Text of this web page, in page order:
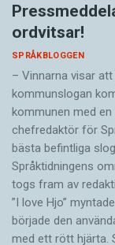
ordvitsar!
SPRÅKBLOGGEN
– Vinnarna visar
kommunslogan
kommunen med
chefredaktör för
bästa befintliga
Språktidningens
togs fram av
”I love Hjo”
började den
med ett rött hjärta.